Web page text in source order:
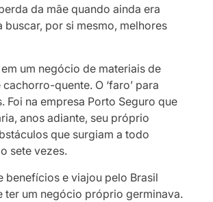
da mãe quando ainda era
por si mesmo, melhores
um negócio de materiais de
quente. O ‘faro’ para
Foi na empresa Porto Seguro que
anos adiante, seu próprio
que surgiam a todo
sete vezes.
benefícios e viajou pelo Brasil
ter um negócio próprio germinava.